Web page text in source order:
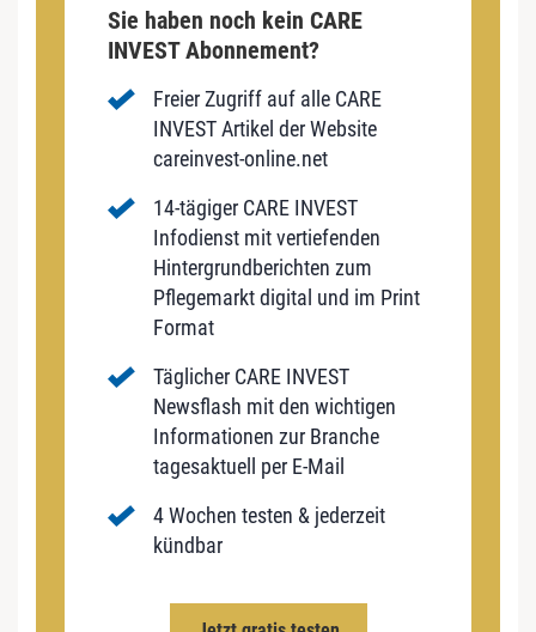
Sie haben noch kein CARE
INVEST Abonnement?
Freier Zugriff auf alle CARE
INVEST Artikel der Website
careinvest-online.net
14-tägiger CARE INVEST
Infodienst mit vertiefenden
Hintergrundberichten zum
Pflegemarkt digital und im Print
Format
Täglicher CARE INVEST
Newsflash mit den wichtigen
Informationen zur Branche
tagesaktuell per E-Mail
4 Wochen testen & jederzeit
kündbar